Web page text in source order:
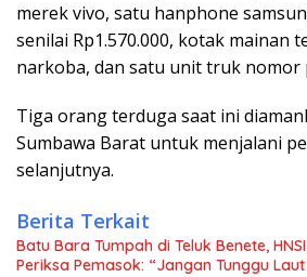
merek vivo, satu hanphone
senilai Rp1.570.000, kotak mainan
narkoba, dan satu unit truk nomor
Tiga orang terduga saat ini
Sumbawa Barat untuk menjalani
selanjutnya.
Berita Terkait
Batu Bara Tumpah di Teluk Benete,
Periksa Pemasok: “Jangan Tunggu Laut